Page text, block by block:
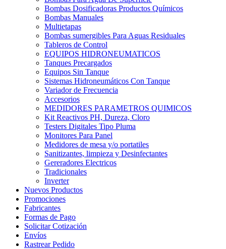
Bombas Dosificadoras Productos Químicos
Bombas Manuales
Multietapas
Bombas sumergibles Para Aguas Residuales
Tableros de Control
EQUIPOS HIDRONEUMATICOS
Tanques Precargados
Equipos Sin Tanque
Sistemas Hidroneumáticos Con Tanque
Variador de Frecuencia
Accesorios
MEDIDORES PARAMETROS QUIMICOS
Kit Reactivos PH, Dureza, Cloro
Testers Digitales Tipo Pluma
Monitores Para Panel
Medidores de mesa y/o portatiles
Sanitizantes, limpieza y Desinfectantes
Gereradores Electricos
Tradicionales
Inverter
Nuevos Productos
Promociones
Fabricantes
Formas de Pago
Solicitar Cotización
Envíos
Rastrear Pedido